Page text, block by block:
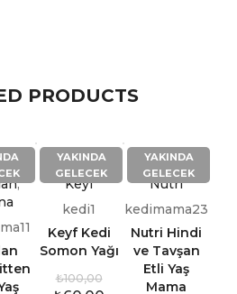
PRODUCTS
,
YAKINDA
GELECEK
Keyf
kedi1
Keyf Kedi
Somon Yağı
₺100,00
YAKINDA
GELECEK
Nutri
kedimama23
Nutri Hindi
ve Tavşan
Etli Yaş
Mama